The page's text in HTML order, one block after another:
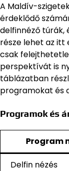
A Maldív-
érdeklődő
delfinnéző túrák,
része lehet az itt
csak
perspektívát is
táblázatban
programokat és
Programok és
Program
Delfin nézés